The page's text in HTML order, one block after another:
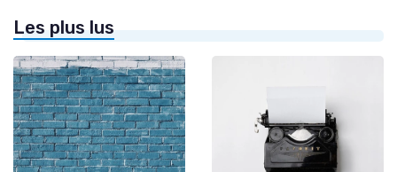
Les plus lus